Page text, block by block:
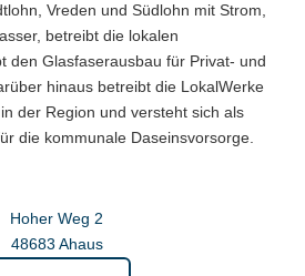
Vreden und Südlohn mit Strom,
betreibt die lokalen
den Glasfaserausbau für Privat- und
hinaus betreibt die LokalWerke
der Region und versteht sich als
die kommunale Daseinsvorsorge.
Hoher Weg 2
48683 Ahaus